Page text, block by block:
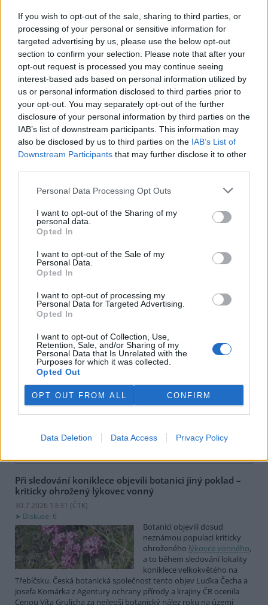
If you wish to opt-out of the sale, sharing to third parties, or
processing of your personal or sensitive information for
targeted advertising by us, please use the below opt-out
section to confirm your selection. Please note that after your
opt-out request is processed you may continue seeing
interest-based ads based on personal information utilized by
us or personal information disclosed to third parties prior to
your opt-out. You may separately opt-out of the further
disclosure of your personal information by third parties on the
IAB’s list of downstream participants. This information may
also be disclosed by us to third parties on the IAB’s List of
Downstream Participants that may further disclose it to other
Personal Data Processing Opt Outs
I want to opt-out of the Sharing of my
personal data.
Opted In
I want to opt-out of the Sale of my
Personal Data.
Opted In
I want to opt-out of processing my
Personal Data for Targeted Advertising.
Opted In
I want to opt-out of Collection, Use,
Retention, Sale, and/or Sharing of my
Personal Data that Is Unrelated with the
Purposes for which it was collected.
Opted Out
OPT OUT FROM ALL CONFIRM
Data Deletion Data Access Privacy Policy
spolu s německým městem
Rögnitzlosau připravilo projekt
Společně za vodu a klima. Je
zaměřený na opatření k
udržení vody v krajině i v intravilánu města, ale i na osvětu mezi
veřejností a školními dětmi. Součástí projektu bude i obnova a
odbahnění rybníka Trojmezí, pod kterým žijí přísně chráněné
perlorodky říční, řekl starosta Hranic Daniel Mašlár (nez.). Na
prvním opatření se začne pracovat už letos na podzim a s
dokončením se počítá do konce roku 2027.
Letošní sucho už výrazně snížilo průtoky a hladiny
nádrží v povodí Moravy a Dyje
30.7.2026 20:27 (ČTK)
podepisuje na množství
Moravy a povodí Dyje. Důležité
vodárenské nádrže jsou na
tom podobně či hůř než ve velmi suchém roce 2018. V
vyplývá z deseti hodnocených vodoměrných profilů. Bouřky
pomáhají situaci jen lokálně a krátkodobě, zásadní plošné zlepšení
lze čekat, až přijdou trvalejší a plošné srážky, uvedla v tiskové
zprávě mluvčí Povodí Moravy Jana Kučerová.
30.7.2026 18:05 | LUŽE (ČTK)
Diskuse: 6
Ve středu večer zemřel v
Někdejšímu dlouholetému
řediteli pražské Botanické
zahrady Na Slupi a popularizátorovi říše rostlin bylo 88 let. Poslední
Větvičkův syn Ivan. Na úmrtíupozornilChrudimský deník s
Při sledování koniklece objevili botanici jiný poklad –
kriticky ohrožený lýkovec vonný
30.7.2026 13:31 (ČTK)
Diskuse: 6
Botanici objevili dosud
neznámou populaci kriticky
ohroženého lýkovce vonného,
a to během sledování lokality
koniklece velkokvětého na
Třebíčsku. Česká botanická společnost tento objev Luďka Čecha a
Josefa Komárka z Agentury ochrany přírody a krajiny ČR ocenila
Cenou Víta Grulicha za nejlepší botanický nález roku na území